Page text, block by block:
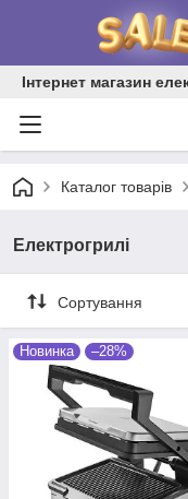
Інтернет магазин
Каталог товарів
Електрогрилі
Сортування
Новинка –28%